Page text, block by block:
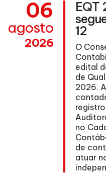
06
agosto
2026
EQT
12
O
edital
de
2026.
no
de
atuar